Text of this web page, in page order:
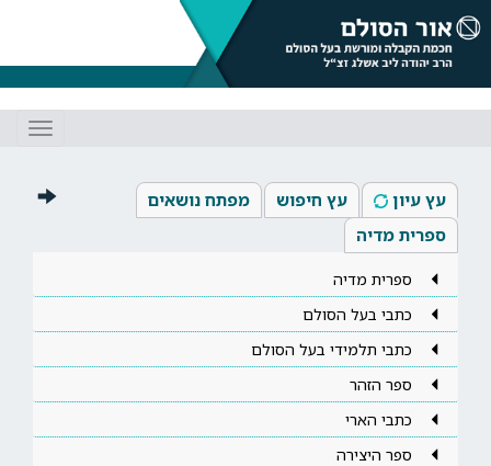
עץ עיון עץ חיפוש
מפתח נושאים
ספרית מדיה
ספרית מדיה
כתבי בעל הסולם
כתבי תלמידי בעל הסולם
ספר הזהר
כתבי הארי
ספר היצירה